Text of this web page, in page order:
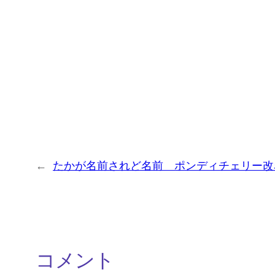
← たかが名前されど名前 ポンディチェリー
コメント